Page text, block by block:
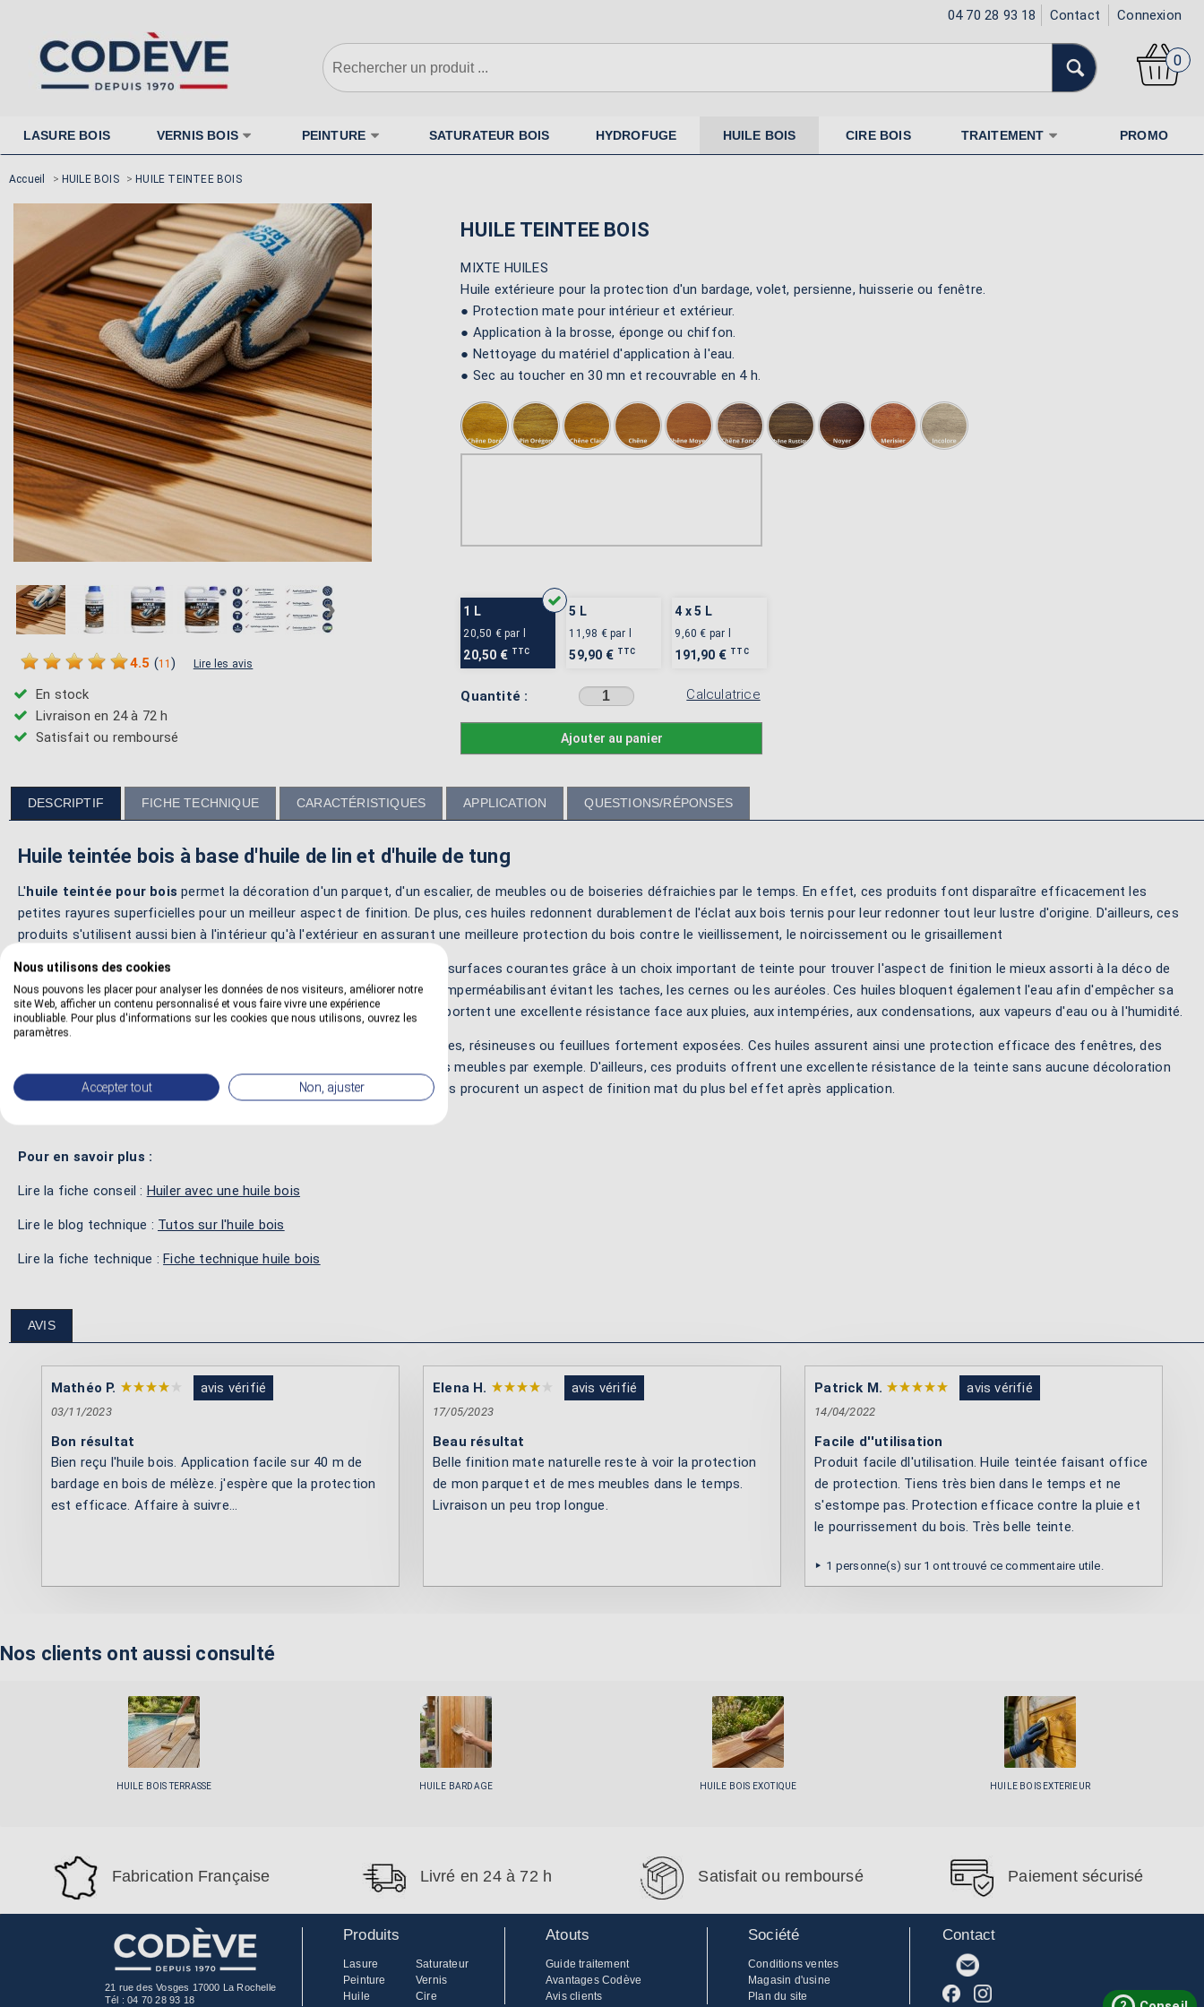
04 70 28 93 18 Contact Connexion
0
LASURE BOIS VERNIS BOIS PEINTURE SATURATEUR BOIS HYDROFUGE HUILE BOIS CIRE BOIS TRAITEMENT PROMO
Accueil > HUILE BOIS > HUILE TEINTEE BOIS
›
4.5 (11 ) Lire les avis
En stock
Livraison en 24 à 72 h
Satisfait ou remboursé
HUILE TEINTEE BOIS
MIXTE HUILES
Huile extérieure pour la protection d'un bardage, volet, persienne, huisserie ou fenêtre.
● Protection mate pour intérieur et extérieur.
● Application à la brosse, éponge ou chiffon.
● Nettoyage du matériel d'application à l'eau.
● Sec au toucher en 30 mn et recouvrable en 4 h.
1 L
20,50 €par l
20,50 € TTC
5 L
11,98 €par l
59,90 € TTC
4 x 5 L
9,60 € par l
191,90 € TTC
Quantité : Calculatrice
Sélectionner une couleur avant d'ajouter au panier
Ajouter au panier
DESCRIPTIF FICHE TECHNIQUE CARACTÉRISTIQUES APPLICATION QUESTIONS/RÉPONSES
Huile teintée bois à base d'huile de lin et d'huile de tung
L'huile teintée pour bois permet la décoration d'un parquet, d'un escalier, de meubles ou de boiseries défraichies par le temps. En effet, ces produits font disparaître efficacement les
petites rayures superficielles pour un meilleur aspect de finition. De plus, ces huiles redonnent durablement de l'éclat aux bois ternis pour leur redonner tout leur lustre d'origine. D'ailleurs, ces
produits s'utilisent aussi bien à l'intérieur qu'à l'extérieur en assurant une meilleure protection du bois contre le vieillissement, le noircissement ou le grisaillement
Cette huile teintée pour le bois permet l'entretien et la protection des surfaces courantes grâce à un choix important de teinte pour trouver l'aspect de finition le mieux assorti à la déco de
votre maison. En plus, ces produits garantissent un excellent pouvoir imperméabilisant évitant les taches, les cernes ou les auréoles. Ces huiles bloquent également l'eau afin d'empêcher sa
pénétration à l'intérieur du support. Pour cette raison, ces produits apportent une excellente résistance face aux pluies, aux intempéries, aux condensations, aux vapeurs d'eau ou à l'humidité.
Cette huile colorée pour le bois s’applique sur les essences européennes, résineuses ou feuillues fortement exposées. Ces huiles assurent ainsi une protection efficace des fenêtres, des
volets, des bardages, des boiseries, des parquets, des escaliers ou des meubles par exemple. D'ailleurs, ces produits offrent une excellente résistance de la teinte sans aucune décoloration
face au soleil, à la lumière et aux rayons ultraviolets. Au final, ces huiles procurent un aspect de finition mat du plus bel effet après application.
Pour en savoir plus :
Lire la fiche conseil : Huiler avec une huile bois
Lire le blog technique : Tutos sur l'huile bois
Lire la fiche technique :Fiche technique huile bois
AVIS
Mathéo P. avis vérifié
03/11/2023
Bon résultat
Bien reçu l'huile bois. Application facile sur 40 m de
bardage en bois de mélèze. j'espère que la protection
est efficace. Affaire à suivre...
Elena H. avis vérifié
17/05/2023
Beau résultat
Belle finition mate naturelle reste à voir la protection
de mon parquet et de mes meubles dans le temps.
Livraison un peu trop longue.
Patrick M. avis vérifié
14/04/2022
Facile d''utilisation
Produit facile dl'utilisation. Huile teintée faisant office
de protection. Tiens très bien dans le temps et ne
s'estompe pas. Protection efficace contre la pluie et
le pourrissement du bois. Très belle teinte.
1 personne(s) sur 1 ont trouvé ce commentaire utile.
Nos clients ont aussi consulté
HUILE BOIS TERRASSE HUILE BARDAGE HUILE BOIS EXOTIQUE HUILE BOIS EXTERIEUR
nécessaire
Fabrication Française Livré en 24 à 72 h Satisfait ou remboursé Paiement sécurisé
21 rue des Vosges 17000 La Rochelle
Tél :04 70 28 93 18
Produits
Lasure
Saturateur
Peinture
Vernis
Huile
Cire
Atouts
Guide traitement
Avantages Codève
Avis clients
Société
Conditions ventes
Magasin d'usine
Plan du site
Contact
Nous utilisons des cookies
Nous pouvons les placer pour analyser les données de nos visiteurs, améliorer notre
site Web, afficher un contenu personnalisé et vous faire vivre une expérience
inoubliable. Pour plus d'informations sur les cookies que nous utilisons, ouvrez les
paramètres.
Accepter tout Non, ajuster